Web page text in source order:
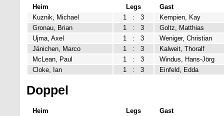
Heim Legs
Gast
Kuznik, Michael
1 : 3
Kempien, Kay
Gronau, Brian
1 : 3
Goltz, Matthias
Ujma, Axel
1 : 3
Weniger, Christian
Jänichen, Marco
1 : 3
Kalweit, Thoralf
McLean, Paul
1 : 3
Windus, Hans-Jörg
Cloke, Ian
1 : 3 Einfeld, Edda
Doppel
Heim Legs
Gast